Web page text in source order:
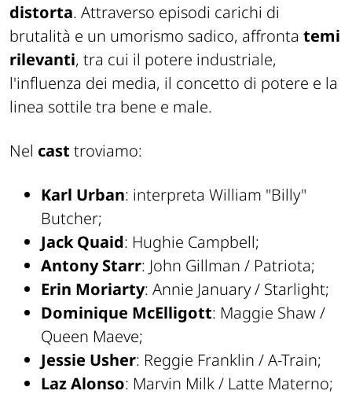
distorta. Attraverso episodi carichi di
brutalità e un umorismo sadico, affronta temi
rilevanti, tra cui il potere industriale,
l'influenza dei media, il concetto di potere e la
linea sottile tra bene e male.
Nel cast troviamo:
Karl Urban: interpreta William "Billy"
Butcher;
Jack Quaid: Hughie Campbell;
Antony Starr: John Gillman / Patriota;
Erin Moriarty: Annie January / Starlight;
Dominique McElligott: Maggie Shaw /
Queen Maeve;
Jessie Usher: Reggie Franklin / A-Train;
Laz Alonso: Marvin Milk / Latte Materno;